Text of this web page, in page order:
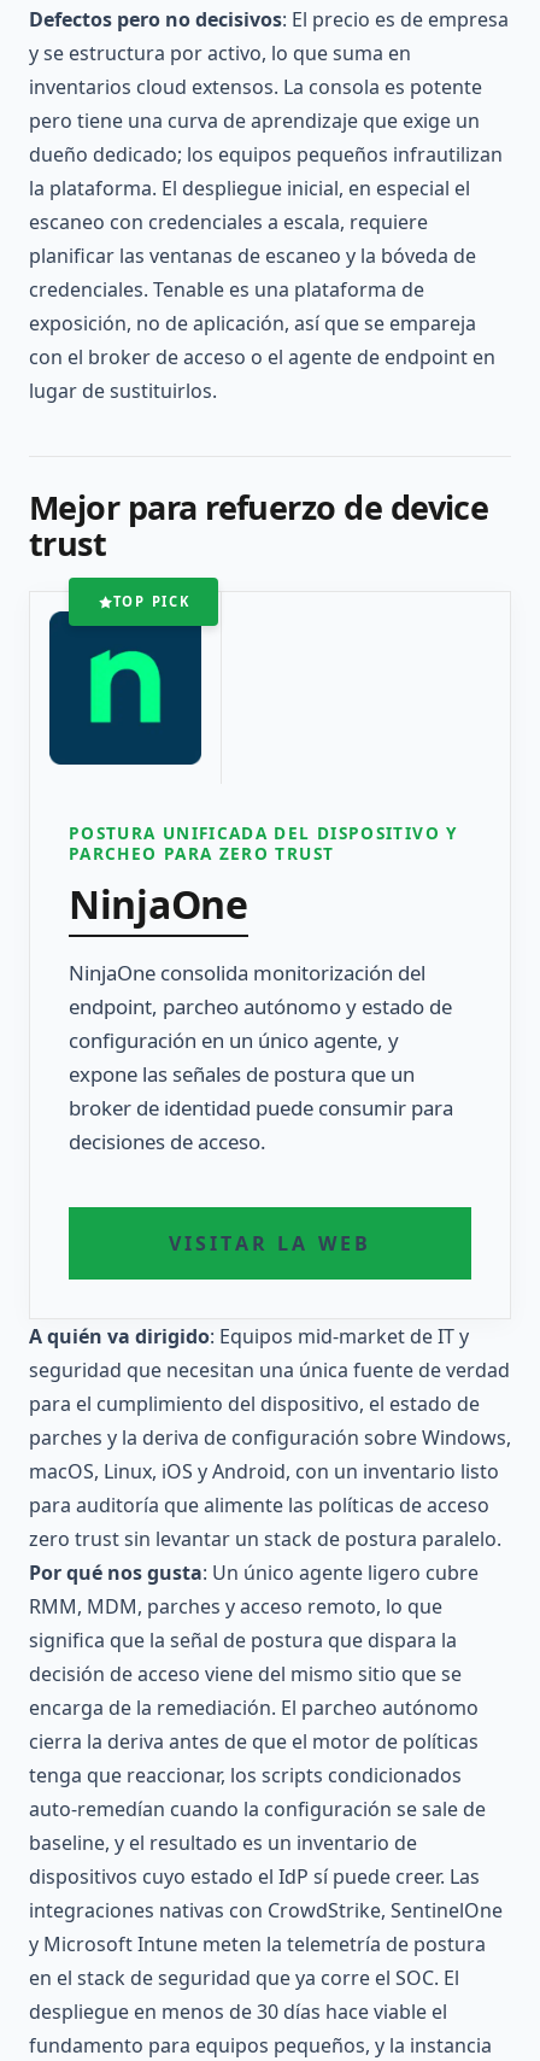
Defectos pero no decisivos: El precio es de empresa
y se estructura por activo, lo que suma en
inventarios cloud extensos. La consola es potente
pero tiene una curva de aprendizaje que exige un
dueño dedicado; los equipos pequeños infrautilizan
la plataforma. El despliegue inicial, en especial el
escaneo con credenciales a escala, requiere
planificar las ventanas de escaneo y la bóveda de
credenciales. Tenable es una plataforma de
exposición, no de aplicación, así que se empareja
con el broker de acceso o el agente de endpoint en
lugar de sustituirlos.
Mejor para refuerzo de device
trust
POSTURA UNIFICADA DEL DISPOSITIVO Y
PARCHEO PARA ZERO TRUST
NinjaOne
TOP PICK
NinjaOne consolida monitorización del
endpoint, parcheo autónomo y estado de
configuración en un único agente, y
expone las señales de postura que un
broker de identidad puede consumir para
decisiones de acceso.
VISITAR LA WEB
A quién va dirigido: Equipos mid-market de IT y
seguridad que necesitan una única fuente de verdad
para el cumplimiento del dispositivo, el estado de
parches y la deriva de configuración sobre Windows,
macOS, Linux, iOS y Android, con un inventario listo
para auditoría que alimente las políticas de acceso
zero trust sin levantar un stack de postura paralelo.
Por qué nos gusta: Un único agente ligero cubre
RMM, MDM, parches y acceso remoto, lo que
significa que la señal de postura que dispara la
decisión de acceso viene del mismo sitio que se
encarga de la remediación. El parcheo autónomo
cierra la deriva antes de que el motor de políticas
tenga que reaccionar, los scripts condicionados
auto-remedían cuando la configuración se sale de
baseline, y el resultado es un inventario de
dispositivos cuyo estado el IdP sí puede creer. Las
integraciones nativas con CrowdStrike, SentinelOne
y Microsoft Intune meten la telemetría de postura
en el stack de seguridad que ya corre el SOC. El
despliegue en menos de 30 días hace viable el
fundamento para equipos pequeños, y la instancia